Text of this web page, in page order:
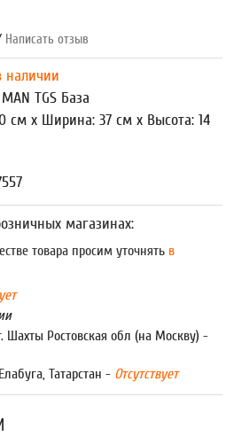
Написать отзыв
наличии
TGS База
см x Ширина: 37 см x Высота: 14
магазинах:
товара просим уточнять в
Шахты Ростовская обл (на Москву) -
Татарстан - Отсутствует